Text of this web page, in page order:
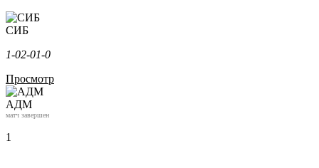
СИБ
1-02-01-0
Просмотр
АДМ
матч завершен
1